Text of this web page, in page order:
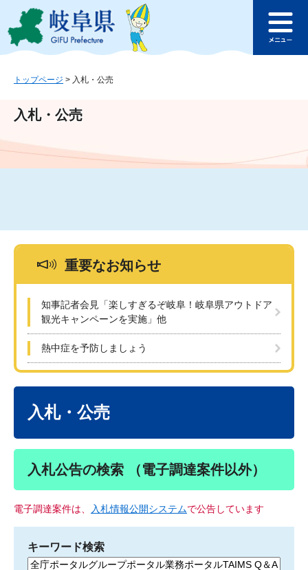
ジ
ュ
文
このページの本文へ
ュ
トップページ > 入札・公売
入札・公売
重要なお知らせ
知事記者会見「楽しすぎるぞ岐阜！岐阜県アウトドア
観光キャンペーンを実施」他
熱中症を予防しましょう
入札・公売
入札公告の検索 （電子調達案件以外）
電子調達案件は、 入札情報公開システムで公告しています
キーワード検索
検